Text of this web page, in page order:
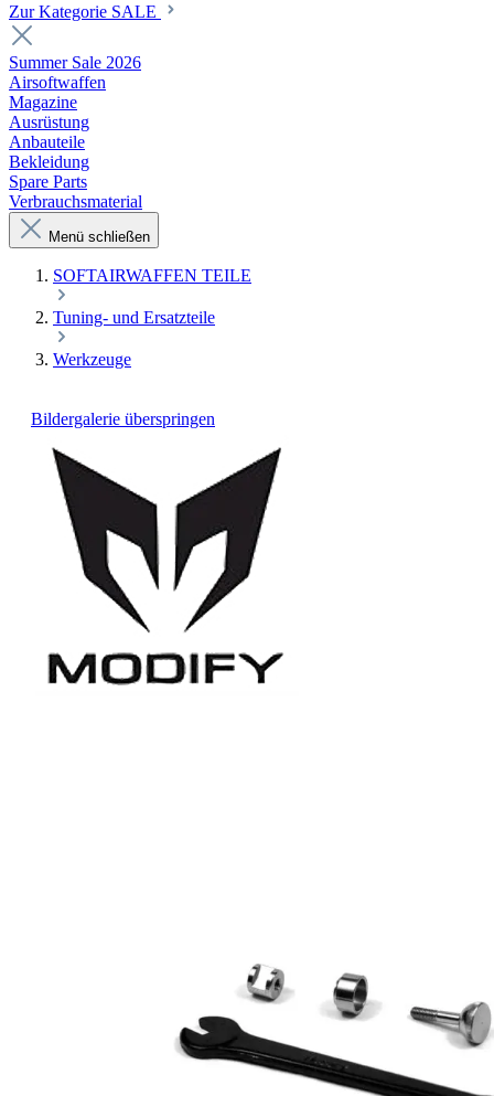
Zur Kategorie SALE
Summer Sale 2026
Airsoftwaffen
Magazine
Ausrüstung
Anbauteile
Bekleidung
Spare Parts
Verbrauchsmaterial
Menü schließen
SOFTAIRWAFFEN TEILE
Tuning- und Ersatzteile
Werkzeuge
Bildergalerie überspringen